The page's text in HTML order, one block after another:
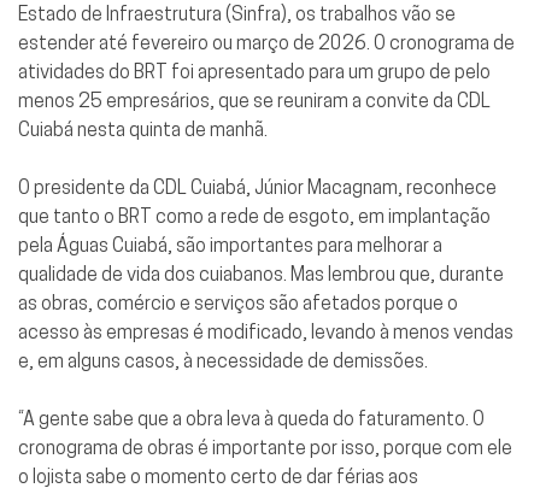
Estado de Infraestrutura (Sinfra), os trabalhos vão se
estender até fevereiro ou março de 2026. O cronograma de
atividades do BRT foi apresentado para um grupo de pelo
menos 25 empresários, que se reuniram a convite da CDL
Cuiabá nesta quinta de manhã.
O presidente da CDL Cuiabá, Júnior Macagnam, reconhece
que tanto o BRT como a rede de esgoto, em implantação
pela Águas Cuiabá, são importantes para melhorar a
qualidade de vida dos cuiabanos. Mas lembrou que, durante
as obras, comércio e serviços são afetados porque o
acesso às empresas é modificado, levando à menos vendas
e, em alguns casos, à necessidade de demissões.
“A gente sabe que a obra leva à queda do faturamento. O
cronograma de obras é importante por isso, porque com ele
o lojista sabe o momento certo de dar férias aos